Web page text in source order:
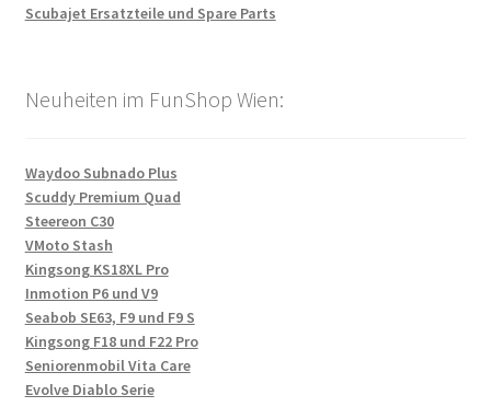
Scubajet Ersatzteile und Spare Parts
Neuheiten im FunShop Wien:
Waydoo Subnado Plus
Scuddy Premium Quad
Steereon C30
VMoto Stash
Kingsong KS18XL Pro
Inmotion P6 und V9
Seabob SE63, F9 und F9 S
Kingsong F18 und F22 Pro
Seniorenmobil Vita Care
Evolve Diablo Serie